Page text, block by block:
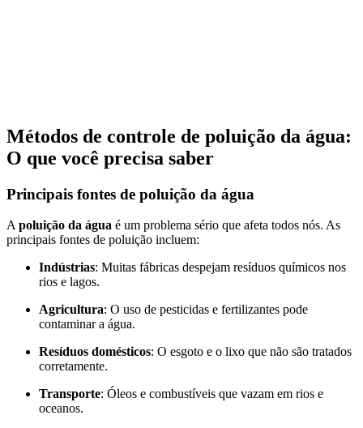
Métodos de controle de poluição da água:
O que você precisa saber
Principais fontes de poluição da água
A poluição da água é um problema sério que afeta todos nós. As
principais fontes de poluição incluem:
Indústrias: Muitas fábricas despejam resíduos químicos nos
rios e lagos.
Agricultura: O uso de pesticidas e fertilizantes pode
contaminar a água.
Resíduos domésticos: O esgoto e o lixo que não são tratados
corretamente.
Transporte: Óleos e combustíveis que vazam em rios e
oceanos.